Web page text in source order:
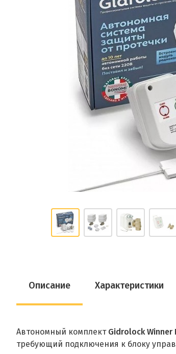
Описание Характеристики
Автономный комплект Gidrоlock Winner
требующий подключения к блоку